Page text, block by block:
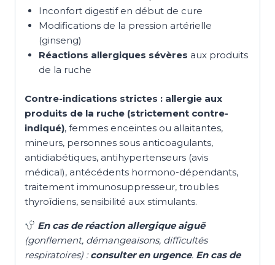
Inconfort digestif en début de cure
Modifications de la pression artérielle
(ginseng)
Réactions allergiques sévères aux produits
de la ruche
Contre-indications strictes : allergie aux
produits de la ruche (strictement contre-
indiqué), femmes enceintes ou allaitantes,
mineurs, personnes sous anticoagulants,
antidiabétiques, antihypertenseurs (avis
médical), antécédents hormono-dépendants,
traitement immunosuppresseur, troubles
thyroïdiens, sensibilité aux stimulants.
En cas de réaction allergique aiguë
(gonflement, démangeaisons, difficultés
respiratoires) :consulter en urgence. En cas de